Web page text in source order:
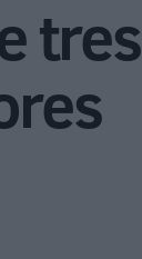
tres